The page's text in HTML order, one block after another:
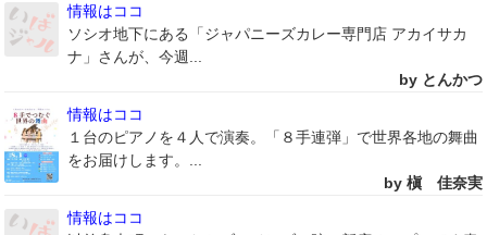
情報はココ
ソシオ地下にある「ジャパニーズカレー専門店 アカイサカ
ナ」さんが、今週...
by とんかつ
情報はココ
１台のピアノを４人で演奏。「８手連弾」で世界各地の舞曲
をお届けします。...
by 槇 佳奈実
情報はココ